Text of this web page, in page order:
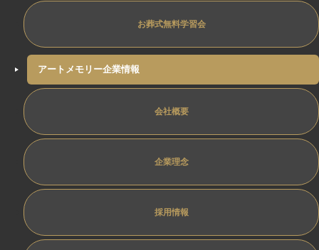
お葬式無料学習会
アートメモリー企業情報
会社概要
企業理念
採用情報